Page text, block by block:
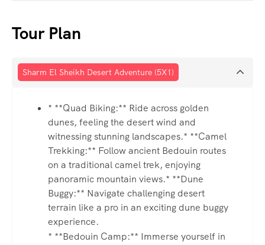
Tour Plan
Sharm El Sheikh Desert Adventure (5X1)
* **Quad Biking:** Ride across golden
dunes, feeling the desert wind and
witnessing stunning landscapes.* **Camel
Trekking:** Follow ancient Bedouin routes
on a traditional camel trek, enjoying
panoramic mountain views.* **Dune
Buggy:** Navigate challenging desert
terrain like a pro in an exciting dune buggy
experience.
* **Bedouin Camp:** Immerse yourself in